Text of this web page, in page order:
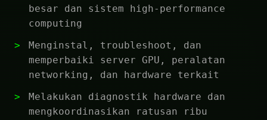
besar dan sistem high-performance
computing
Menginstal, troubleshoot, dan
memperbaiki server GPU, peralatan
networking, dan hardware terkait
Melakukan diagnostik hardware dan
mengkoordinasikan ratusan ribu